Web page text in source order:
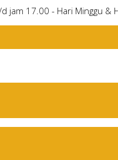
jam 17.00 - Hari Minggu &